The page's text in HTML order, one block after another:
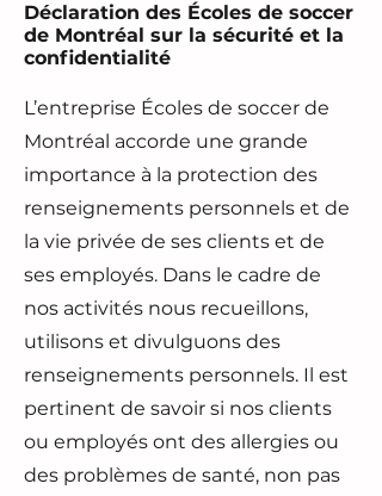
Déclaration des Écoles de soccer
de Montréal sur la sécurité et la
confidentialité
L’entreprise Écoles de soccer de
Montréal accorde une grande
importance à la protection des
renseignements personnels et de
la vie privée de ses clients et de
ses employés. Dans le cadre de
nos activités nous recueillons,
utilisons et divulguons des
renseignements personnels. Il est
pertinent de savoir si nos clients
ou employés ont des allergies ou
des problèmes de santé, non pas